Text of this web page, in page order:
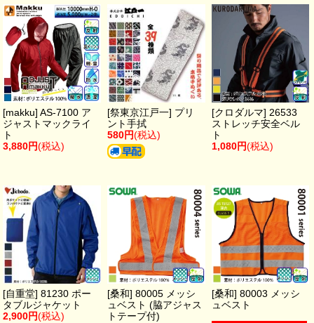
[makku] AS-7100 ア
ジャストマックライ
ト
3,880円(税込)
[祭東京江戸一] プリ
ント手拭
580円(税込)
[クロダルマ] 26533
ストレッチ安全ベル
ト
1,080円(税込)
[自重堂] 81230 ポー
タブルジャケット
2,900円(税込)
[桑和] 80005 メッシ
ュベスト (脇アジャス
トテープ付)
[桑和] 80003 メッシ
ュベスト